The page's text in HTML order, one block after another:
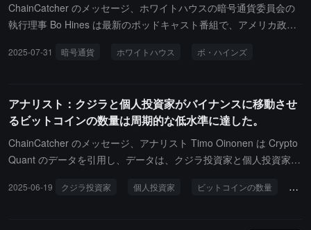
ChainCatcher のメッセージ、ホワイトハウスの暗号通貨委員会の
執行理事 Bo Hines は最新のポッドキャスト番組で、アメリカ政府
た。以前の報告によると、アメリカ政府が実際に保有しているビッ
あります。具体的な数字について、Hines は「現時点では議論でき
ない」と述べましたが、政府は「予算中立」の方法でビットコイン
を増やす計画を確認しました。注目すべきは、資産の分類方法の違
いにより、現在司法手続きを完了した押収ビットコインのみが政府
な不確実性が残っていることです。
2025-07-31 暗号通貨 ホワイトハウス ボ・ハインズ
アナリスト：クジラと個人投資家がバイナンスに移動させ
るビットコインの数量は周期的な低水準に達した。
ChainCatcher のメッセージ、アナリスト Timo Oinonen は Crypto
Quant のデータを引用し、データは、クジラ投資家と個人投資家が
とを示しており、これは不安定な市場条件下でホルダーがまだ売却
2025-06-19 クジラ投資家 個人投資家 ビットコインの数量 バ